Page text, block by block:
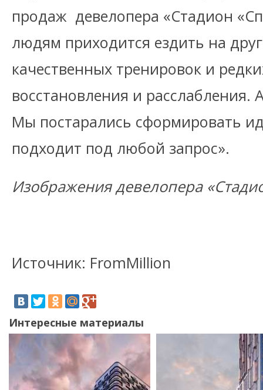
продаж девелопера «Стадион
людям приходится ездить на
качественных тренировок и
восстановления и расслабления.
Мы постарались сформировать
подходит под любой запрос».
Изображения девелопера
Источник: FromMillion
Интересные материалы